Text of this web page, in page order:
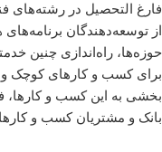
فارغ التحصیل در رشته‌های
از توسعه‌دهندگان
حوزه‌ها، راه‌اندازی چنین
برای کسب و کارهای کوچک و
بخشی به این کسب و کارها،
بانک و مشتریان کسب و